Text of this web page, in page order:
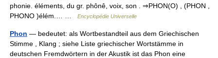
phonie. éléments, du gr. phônê, voix, son . ⇒PHON(O) , (PHON ,
PHONO )élém.… …
Encyclopédie Universelle
Phon — bedeutet: als Wortbestandteil aus dem Griechischen
Stimme , Klang ; siehe Liste griechischer Wortstämme in
deutschen Fremdwörtern in der Akustik ist das Phon eine